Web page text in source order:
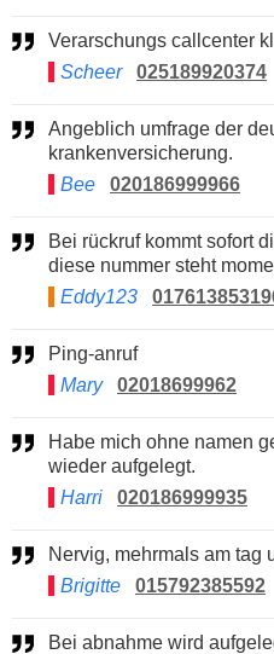
Verarschungs callcenter
Scheer
025189920374
Angeblich umfrage der deutschen renten- und
krankenversicherung.
Bee
020186999966
Bei rückruf kommt sofort die ansage " die mailbox für
diese nummer steht
Eddy123
Ping-anruf
Mary
02018699962
Habe mich ohne namen gemeldet und es wurde gleich
wieder aufgelegt.
Harri
020186999935
Nervig, mehrmals am
Brigitte
015792385592
Bei abnahme wird aufgelegt! man soll bestimmt zurück